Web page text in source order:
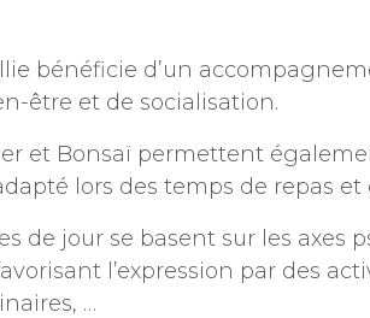
bénéficie d’un
être et de socialisation.
et Bonsaï permettent
lors des temps de repas et
de jour se basent sur les
l’expression par des
…